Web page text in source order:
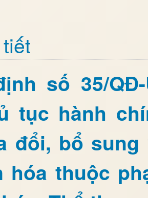
số 35/
tục hành
đổi, bổ
hóa thuộc